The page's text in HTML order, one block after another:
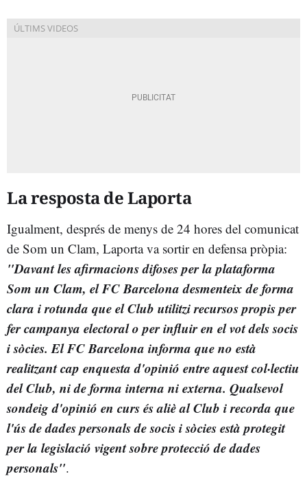
La resposta de Laporta
Igualment, després de menys de 24 hores del comunicat
de Som un Clam, Laporta va sortir en defensa pròpia:
"Davant les afirmacions difoses per la plataforma
Som un Clam, el FC Barcelona desmenteix de forma
clara i rotunda que el Club utilitzi recursos propis per
fer campanya electoral o per influir en el vot dels socis
i sòcies. El FC Barcelona informa que no està
realitzant cap enquesta d'opinió entre aquest col·lectiu
del Club, ni de forma interna ni externa. Qualsevol
sondeig d'opinió en curs és aliè al Club i recorda que
l'ús de dades personals de socis i sòcies està protegit
per la legislació vigent sobre protecció de dades
personals".